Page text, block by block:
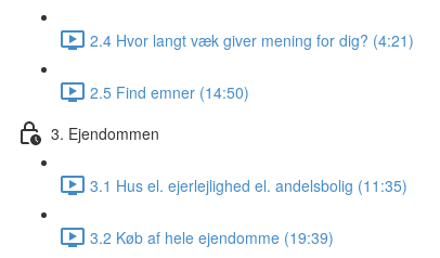
2.4 Hvor langt væk giver mening for dig? (4:21)
2.5 Find emner (14:50)
3. Ejendommen
3.1 Hus el. ejerlejlighed el. andelsbolig (11:35)
3.2 Køb af hele ejendomme (19:39)